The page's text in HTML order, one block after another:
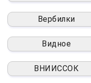
Вербилки
Видное
ВНИИССОК